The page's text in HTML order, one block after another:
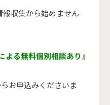
報収集から始めません
よる無料個別相談あり』
お申込みくださいま